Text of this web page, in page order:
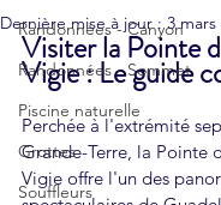
Randonnées - Canyon
Randonnées - Sommet
Piscine naturelle
Grottes
Souffleurs
Dernière mise à jour :3 mars
Visiter la Pointe
Vigie : Le guide
Perchée à l'extrémité
Grande-Terre, la Pointe
Vigie offre l'un des